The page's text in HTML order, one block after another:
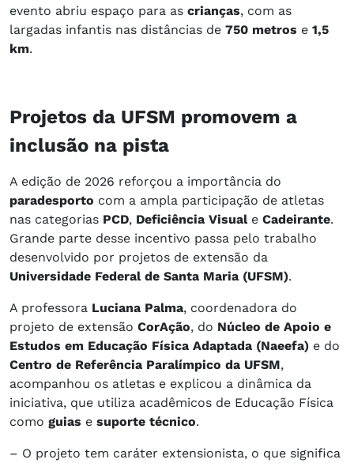
evento abriu espaço para as crianças, com as
largadas infantis nas distâncias de 750 metros e 1,5
km.
Projetos da UFSM promovem a
inclusão na pista
A edição de 2026 reforçou a importância do
paradesporto com a ampla participação de atletas
nas categorias PCD, Deficiência Visuale Cadeirante.
Grande parte desse incentivo passa pelo trabalho
desenvolvido por projetos de extensão da
Universidade Federal de Santa Maria (UFSM).
A professora Luciana Palma, coordenadora do
projeto de extensão CorAção, do Núcleo de Apoio e
Estudos em Educação Física Adaptada (Naeefa) e do
Centro de Referência Paralímpico da UFSM,
acompanhou os atletas e explicou a dinâmica da
iniciativa, que utiliza acadêmicos de Educação Física
como guias e suporte técnico.
– O projeto tem caráter extensionista, o que significa